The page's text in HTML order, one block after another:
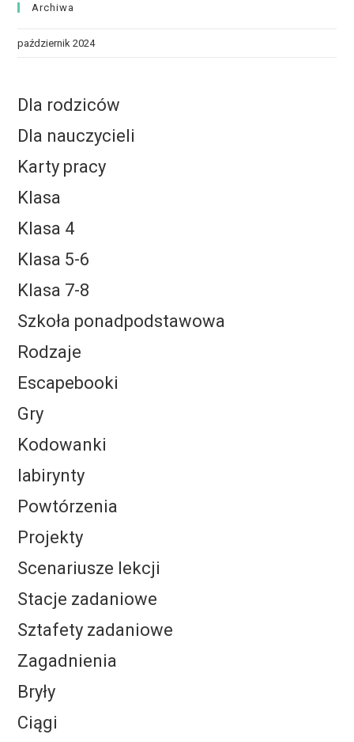
Archiwa
październik 2024
Dla rodziców
Dla nauczycieli
Karty pracy
Klasa
Klasa 4
Klasa 5-6
Klasa 7-8
Szkoła ponadpodstawowa
Rodzaje
Escapebooki
Gry
Kodowanki
labirynty
Powtórzenia
Projekty
Scenariusze lekcji
Stacje zadaniowe
Sztafety zadaniowe
Zagadnienia
Bryły
Ciągi